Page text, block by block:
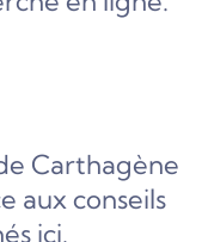
Carthagène
aux conseils
ici.